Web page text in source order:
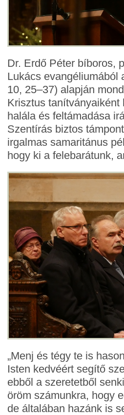
Dr. Erdő Péter bíboros,
Lukács evangéliumából
10, 25–37) alapján
Krisztus
halála és feltámadása
Szentírás biztos
irgalmas samaritánus
hogy ki a felebarátunk,
„Menj és tégy te is
Isten kedvéért segítő
ebből a szeretetből
öröm számunkra, hogy
de általában hazánk is